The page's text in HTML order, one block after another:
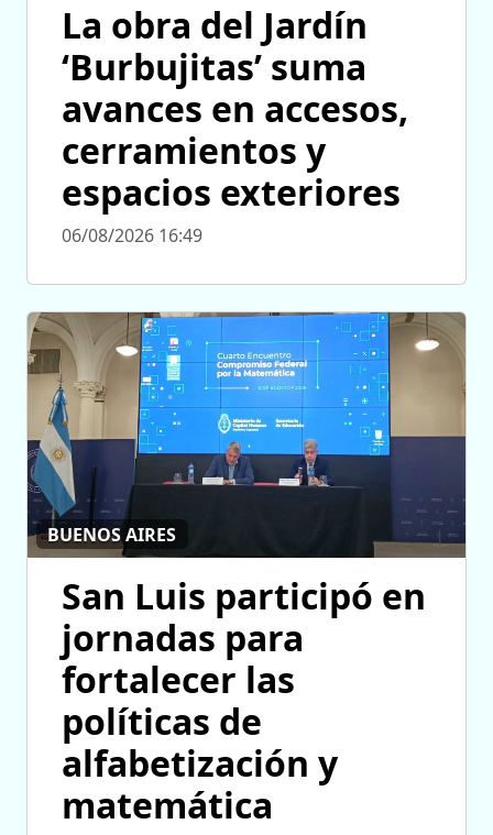
La obra del Jardín
‘Burbujitas’ suma
avances en accesos,
cerramientos y
espacios exteriores
06/08/2026 16:49
BUENOS AIRES
San Luis participó en
jornadas para
fortalecer las
políticas de
alfabetización y
matemática